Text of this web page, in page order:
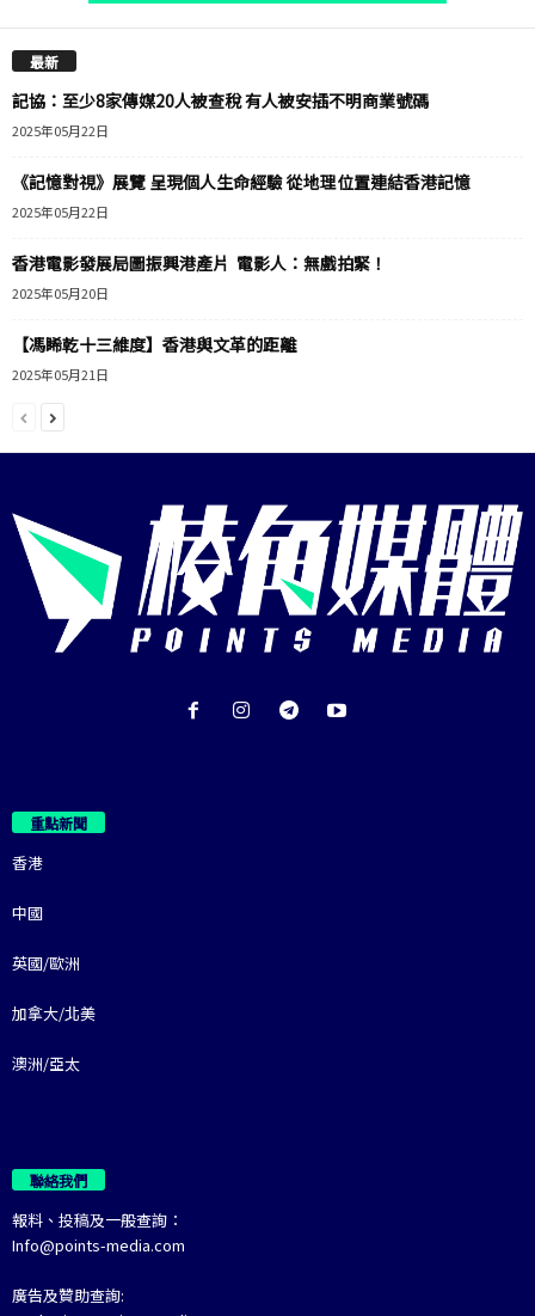
最新
記協：至少8家傳媒20人被查稅 有人被安插不明商業號碼
2025年05月22日
《記憶對視》展覽 呈現個人生命經驗 從地理位置連結香港記憶
2025年05月22日
香港電影發展局圖振興港產片 電影人：無戲拍緊！
2025年05月20日
【馮睎乾十三維度】香港與文革的距離
2025年05月21日
重點新聞
香港
中國
英國/歐洲
加拿大/北美
澳洲/亞太
聯絡我們
報料、投稿及一般查詢：
Info@points-media.com
廣告及贊助查詢: